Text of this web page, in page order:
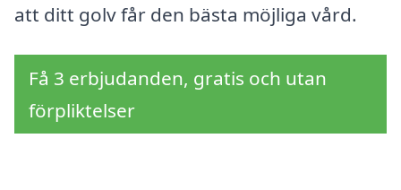
att ditt golv får den bästa möjliga vård.
Få 3 erbjudanden, gratis och utan
förpliktelser